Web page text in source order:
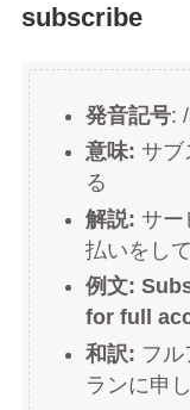
subscribe
発音記号:
意味: サブ
る
解説: サー
払いをし
例文:
for full
和訳: フ
ランに申